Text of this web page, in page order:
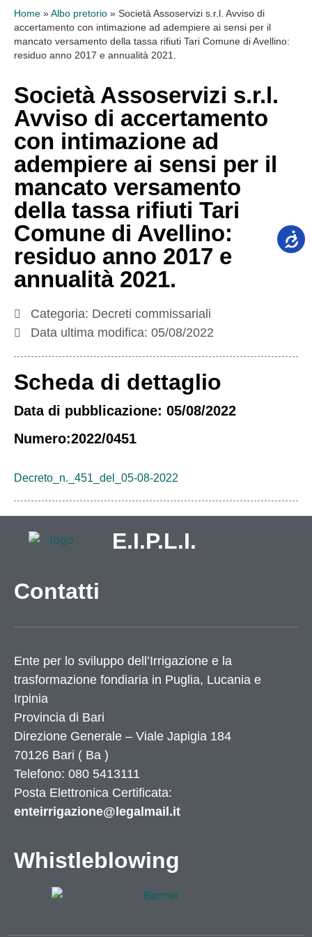
Home » Albo pretorio » Società Assoservizi s.r.l. Avviso di
accertamento con intimazione ad adempiere ai sensi per il
mancato versamento della tassa rifiuti Tari Comune di Avellino:
residuo anno 2017 e annualità 2021.
Società Assoservizi s.r.l.
Avviso di accertamento
con intimazione ad
adempiere ai sensi per il
mancato versamento
della tassa rifiuti Tari
Comune di Avellino:
residuo anno 2017 e
annualità 2021.
Categoria: Decreti commissariali
Data ultima modifica: 05/08/2022
Scheda di dettaglio
Data di pubblicazione: 05/08/2022
Numero:2022/0451
Decreto_n._451_del_05-08-2022
E.I.P.L.I.
Contatti
Ente per lo sviluppo dell’Irrigazione e la
trasformazione fondiaria in Puglia, Lucania e
Irpinia
Provincia di Bari
Direzione Generale – Viale Japigia 184
70126 Bari ( Ba )
Telefono: 080 5413111
Posta Elettronica Certificata:
enteirrigazione@legalmail.it
Whistleblowing